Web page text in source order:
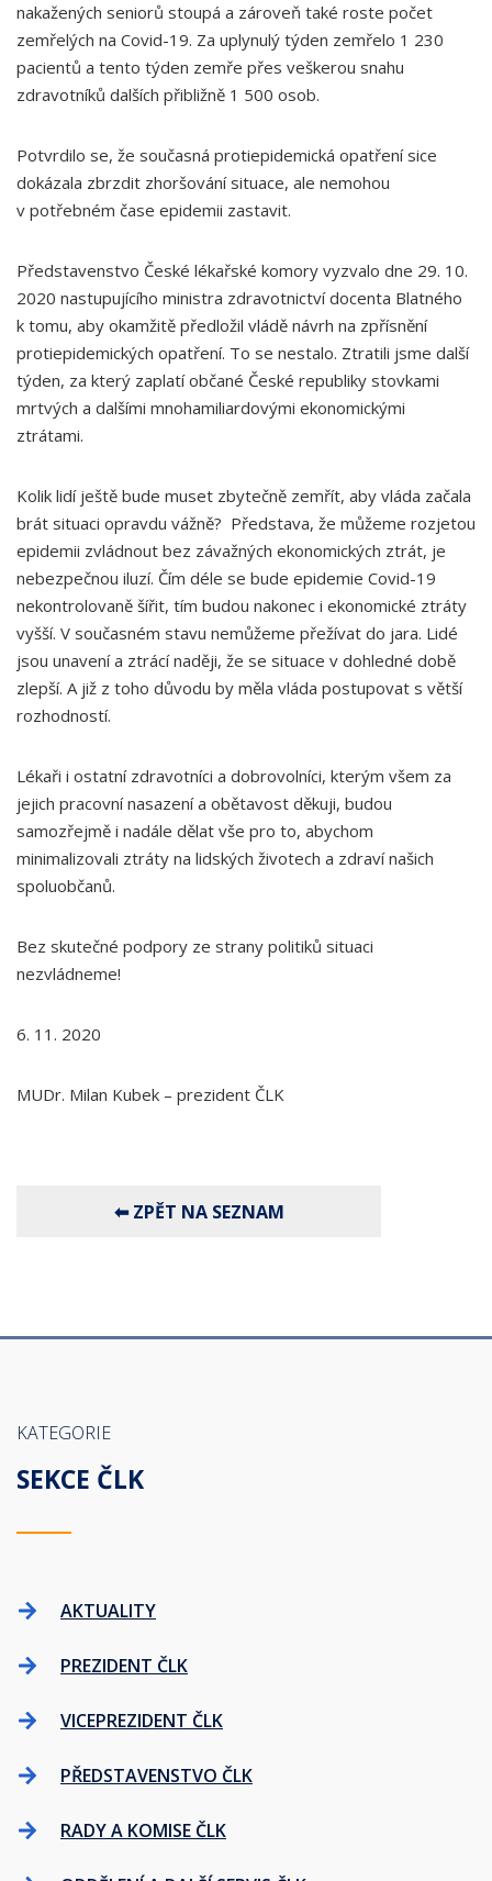
nakažených seniorů stoupá a zároveň také roste počet
zemřelých na Covid-19. Za uplynulý týden zemřelo 1 230
pacientů a tento týden zemře přes veškerou snahu
zdravotníků dalších přibližně 1 500 osob.
Potvrdilo se, že současná protiepidemická opatření sice
dokázala zbrzdit zhoršování situace, ale nemohou
v potřebném čase epidemii zastavit.
Představenstvo České lékařské komory vyzvalo dne 29. 10.
2020 nastupujícího ministra zdravotnictví docenta Blatného
k tomu, aby okamžitě předložil vládě návrh na zpřísnění
protiepidemických opatření. To se nestalo. Ztratili jsme další
týden, za který zaplatí občané České republiky stovkami
mrtvých a dalšími mnohamiliardovými ekonomickými
ztrátami.
Kolik lidí ještě bude muset zbytečně zemřít, aby vláda začala
brát situaci opravdu vážně? Představa, že můžeme rozjetou
epidemii zvládnout bez závažných ekonomických ztrát, je
nebezpečnou iluzí. Čím déle se bude epidemie Covid-19
nekontrolovaně šířit, tím budou nakonec i ekonomické ztráty
vyšší. V současném stavu nemůžeme přežívat do jara. Lidé
jsou unavení a ztrácí naději, že se situace v dohledné době
zlepší. A již z toho důvodu by měla vláda postupovat s větší
rozhodností.
Lékaři i ostatní zdravotníci a dobrovolníci, kterým všem za
jejich pracovní nasazení a obětavost děkuji, budou
samozřejmě i nadále dělat vše pro to, abychom
minimalizovali ztráty na lidských životech a zdraví našich
spoluobčanů.
Bez skutečné podpory ze strany politiků situaci
nezvládneme!
6. 11. 2020
MUDr. Milan Kubek – prezident ČLK
KATEGORIE
SEKCE ČLK
AKTUALITY
PREZIDENT ČLK
VICEPREZIDENT ČLK
PŘEDSTAVENSTVO ČLK
RADY A KOMISE ČLK